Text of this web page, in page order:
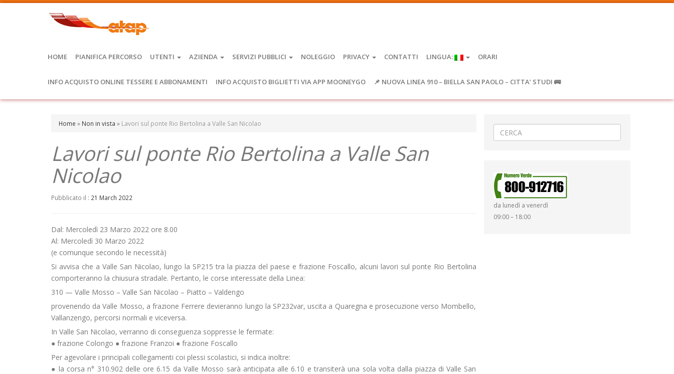
HOME PIANIFICA PERCORSO UTENTI AZIENDA SERVIZI PUBBLICI NOLEGGIO PRIVACY CONTATTI LINGUA: ORARI
INFO ACQUISTO ONLINE TESSERE E ABBONAMENTI INFO ACQUISTO BIGLIETTI VIA APP MOONEYGO 📌 NUOVA LINEA 910 – BIELLA SAN PAOLO – CITTA’ STUDI 🚌
Home » Non in vista » Lavori sul ponte Rio Bertolina a Valle San Nicolao
Lavori sul ponte Rio Bertolina a Valle San
Nicolao
Pubblicato il : 21 March 2022
Dal: Mercoledì 23 Marzo 2022 ore 8.00
Al: Mercoledì 30 Marzo 2022
(e comunque secondo le necessità)
Si avvisa che a Valle San Nicolao, lungo la SP215 tra la piazza del paese e frazione Foscallo, alcuni lavori sul ponte Rio Bertolina
comporteranno la chiusura stradale. Pertanto, le corse interessate della Linea:
310 — Valle Mosso – Valle San Nicolao – Piatto – Valdengo
provenendo da Valle Mosso, a frazione Ferrere devieranno lungo la SP232var, uscita a Quaregna e prosecuzione verso Mombello,
Vallanzengo, percorsi normali e viceversa.
In Valle San Nicolao, verranno di conseguenza soppresse le fermate:
● frazione Colongo ● frazione Franzoi ● frazione Foscallo
Per agevolare i principali collegamenti coi plessi scolastici, si indica inoltre:
● la corsa n° 310.902 delle ore 6.15 da Valle Mosso sarà anticipata alle 6.10 e transiterà una sola volta dalla piazza di Valle San
da lunedì a venerdì
09:00 – 18:00